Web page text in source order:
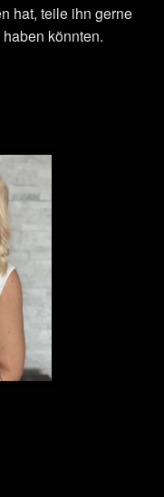
hat, teile ihn gerne
könnten.